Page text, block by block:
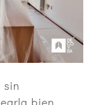
sin
bien.